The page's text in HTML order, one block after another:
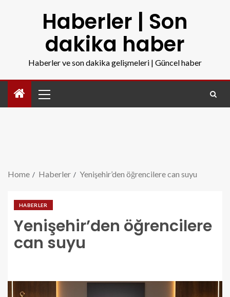
Haberler | Son
dakika haber
Haberler ve son dakika gelişmeleri | Güncel haber
Home Haberler Yenişehir’den öğrencilere can suyu
HABERLER
Yenişehir’den öğrencilere
can suyu